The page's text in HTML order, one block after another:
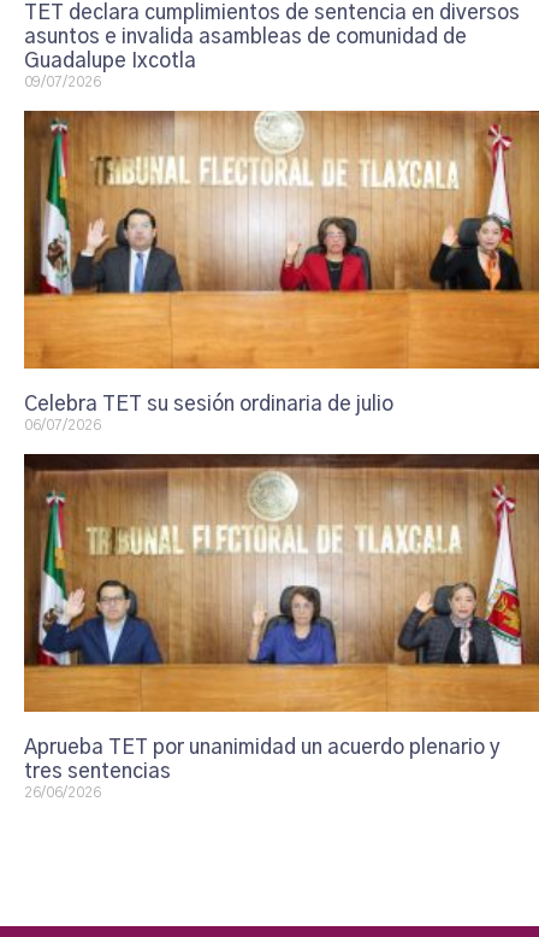
TET declara cumplimientos de sentencia en diversos
asuntos e invalida asambleas de comunidad de
Guadalupe Ixcotla
09/07/2026
Celebra TET su sesión ordinaria de julio
06/07/2026
Aprueba TET por unanimidad un acuerdo plenario y
tres sentencias
26/06/2026